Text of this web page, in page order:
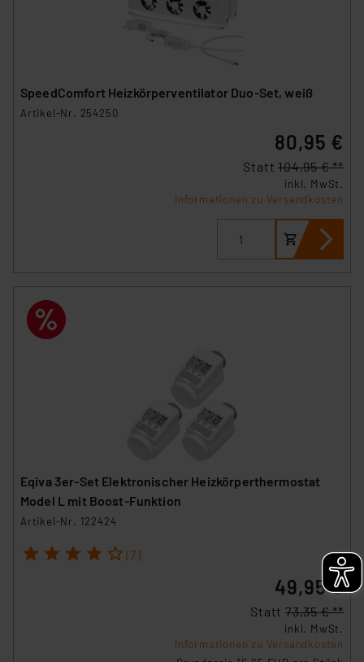
SpeedComfort Heizkörperventilator Duo-Set, weiß
Artikel-Nr. 254250
80,95 €
Statt104,95 € **
inkl. MwSt.
Informationen zu Versandkosten
Eqiva 3er-Set Elektronischer Heizkörperthermostat
Model L mit Boost-Funktion
Artikel-Nr. 122424
1 2 3 4 5 (7)
49,95 €
Statt 73,35 € **
inkl. MwSt.
Informationen zu Versandkosten